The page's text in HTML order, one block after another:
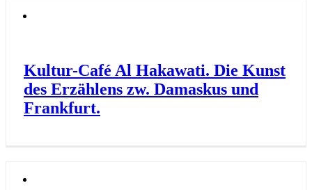
Kultur-Café Al Hakawati. Die Kunst
des Erzählens zw. Damaskus und
Frankfurt.